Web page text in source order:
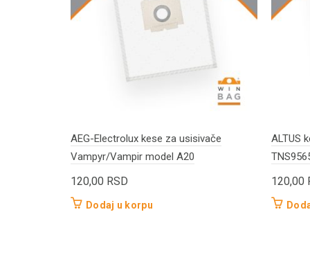
AEG-Electrolux kese za usisivače
Vampyr/Vampir model A20
120,00 RSD
Dodaj u korpu
ALTUS
120,00